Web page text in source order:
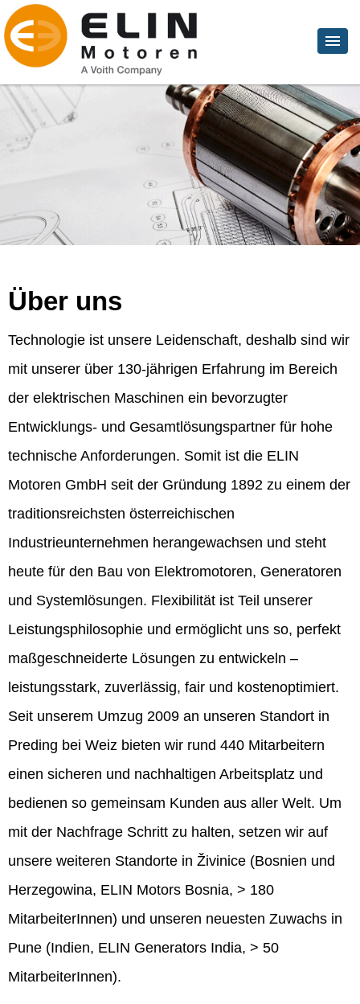
Über uns
Technologie ist unsere Leidenschaft, deshalb sind wir
mit unserer über 130-jährigen Erfahrung im Bereich
der elektrischen Maschinen ein bevorzugter
Entwicklungs- und Gesamtlösungspartner für hohe
technische Anforderungen. Somit ist die ELIN
Motoren GmbH seit der Gründung 1892 zu einem der
traditionsreichsten österreichischen
Industrieunternehmen herangewachsen und steht
heute für den Bau von Elektromotoren, Generatoren
und Systemlösungen. Flexibilität ist Teil unserer
Leistungsphilosophie und ermöglicht uns so, perfekt
maßgeschneiderte Lösungen zu entwickeln –
leistungsstark, zuverlässig, fair und kostenoptimiert.
Seit unserem Umzug 2009 an unseren Standort in
Preding bei Weiz bieten wir rund 440 Mitarbeitern
einen sicheren und nachhaltigen Arbeitsplatz und
bedienen so gemeinsam Kunden aus aller Welt. Um
mit der Nachfrage Schritt zu halten, setzen wir auf
unsere weiteren Standorte in Živinice (Bosnien und
Herzegowina, ELIN Motors Bosnia, > 180
MitarbeiterInnen) und unseren neuesten Zuwachs in
Pune (Indien, ELIN Generators India, > 50
MitarbeiterInnen).